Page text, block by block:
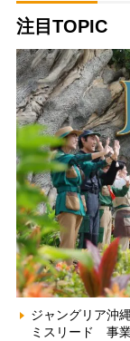
注目TOPIC
ジャングリア沖
ミスリード 事